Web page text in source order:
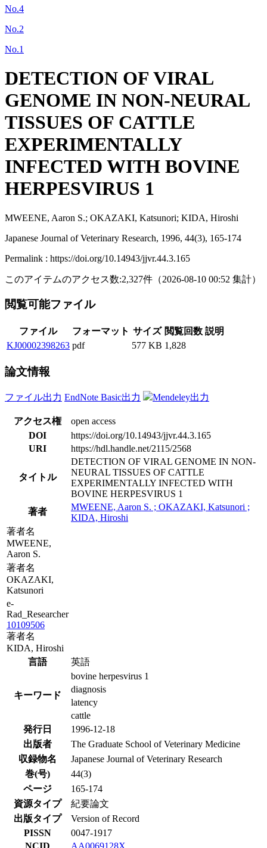
No.4
No.2
No.1
DETECTION OF VIRAL
GENOME IN NON-NEURAL
TISSUES OF CATTLE
EXPERIMENTALLY
INFECTED WITH BOVINE
HERPESVIRUS 1
MWEENE, Aaron S.; OKAZAKI, Katsunori; KIDA, Hiroshi
Japanese Journal of Veterinary Research, 1996, 44(3), 165-174
Permalink : https://doi.org/10.14943/jjvr.44.3.165
このアイテムのアクセス数:2,327件 （2026-08-10 00:52 集計）
閲覧可能ファイル
ファイル フォーマット サイズ 閲覧回数 説明
KJ00002398263 pdf 577 KB 1,828
論文情報
ファイル出力 EndNote Basic出力 Mendeley出力
アクセス権
open access
DOI
https://doi.org/10.14943/jjvr.44.3.165
URI
https://hdl.handle.net/2115/2568
タイトル
DETECTION OF VIRAL GENOME IN NON-
NEURAL TISSUES OF CATTLE
EXPERIMENTALLY INFECTED WITH
BOVINE HERPESVIRUS 1
著者
MWEENE, Aaron S. ; OKAZAKI, Katsunori ;
KIDA, Hiroshi
著者名
MWEENE,
Aaron S.
著者名
OKAZAKI,
Katsunori
e-
Rad_Researcher
10109506
著者名
KIDA, Hiroshi
言語
英語
キーワード
bovine herpesvirus 1
diagnosis
latency
cattle
発行日
1996-12-18
出版者
The Graduate School of Veterinary Medicine
収録物名
Japanese Journal of Veterinary Research
巻(号)
44(3)
ページ
165-174
資源タイプ
紀要論文
出版タイプ
Version of Record
PISSN
0047-1917
NCID
AA0069128X